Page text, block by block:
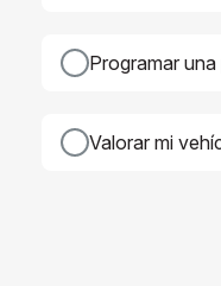
Programar
Valorar mi